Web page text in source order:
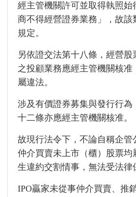
經主管機關許可並取得執照始
商不得經營證券業務」，故該
規定。
另依證交法第十八條，經營股
之投顧業務應經主管機關核准
屬違法。
涉及有價證券募集與發行行為
十二條亦應經主管機關核准。
故現行法令下，不論自稱企管
仲介買賣未上市（櫃）股票均
生違約交割情事，無法受法律
IPO贏家未從事仲介買賣、推